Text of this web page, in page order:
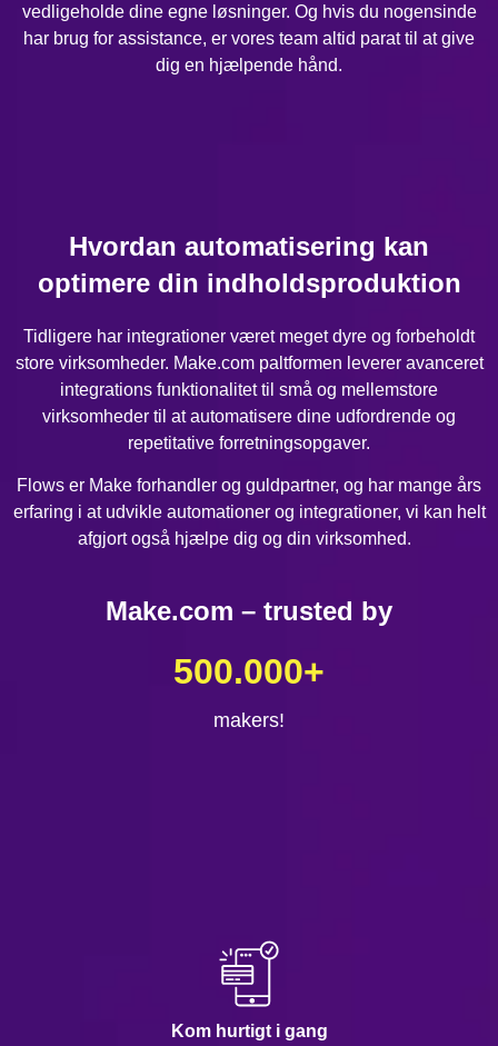
vedligeholde dine egne løsninger. Og hvis du nogensinde
har brug for assistance, er vores team altid parat til at give
dig en hjælpende hånd.
Hvordan automatisering kan
optimere din indholdsproduktion
Tidligere har integrationer været meget dyre og forbeholdt
store virksomheder. Make.com paltformen leverer avanceret
integrations funktionalitet til små og mellemstore
virksomheder til at automatisere dine udfordrende og
repetitative forretningsopgaver.
Flows er Make forhandler og guldpartner, og har mange års
erfaring i at udvikle automationer og integrationer, vi kan helt
afgjort også hjælpe dig og din virksomhed.
Make.com – trusted by
makers!
500.000+
Kom hurtigt i gang